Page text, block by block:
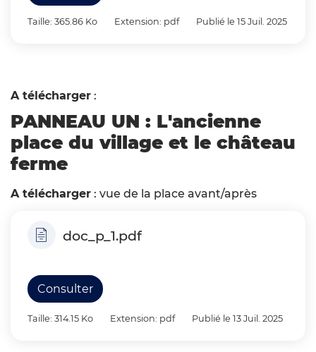
Taille: 365.86 Ko Extension: pdf Publié le 15 Juil. 2025
A télécharger :
PANNEAU UN : L'ancienne
place du village et le château
ferme
A télécharger : vue de la place avant/après
doc_p_1.pdf
Consulter
Taille: 314.15 Ko Extension: pdf Publié le 13 Juil. 2025